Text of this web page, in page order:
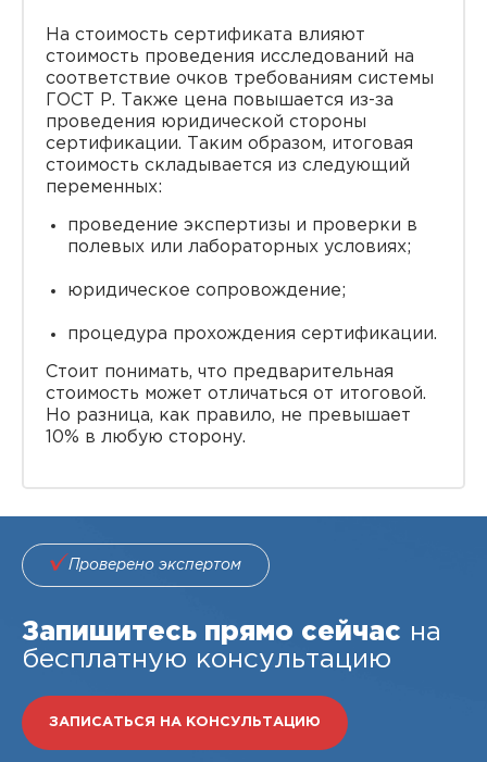
На стоимость сертификата влияют
стоимость проведения исследований на
соответствие очков требованиям системы
ГОСТ Р. Также цена повышается из-за
проведения юридической стороны
сертификации. Таким образом, итоговая
стоимость складывается из следующий
переменных:
проведение экспертизы и проверки в
полевых или лабораторных условиях;
юридическое сопровождение;
процедура прохождения сертификации.
Стоит понимать, что предварительная
стоимость может отличаться от итоговой.
Но разница, как правило, не превышает
10% в любую сторону.
Проверено экспертом
Запишитесь прямо сейчас на
бесплатную консультацию
ЗАПИСАТЬСЯ НА КОНСУЛЬТАЦИЮ